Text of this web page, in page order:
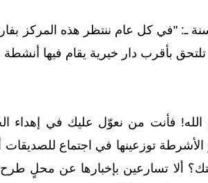
أم أمجد الصغير ـ 36 سنة ـ: "في كل عام ننتظر
بأقرب دار خيرية يقام فيها
فأنت من نعوّل عليك في إهداء
الأشرطة توزعينها في اجتماع
ألا تسارعين بإخبارها عن محلٍ طرح